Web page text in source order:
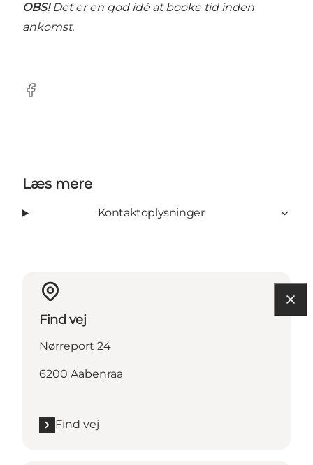
OBS!Det er en god idé at booke tid inden
ankomst.
Facebook
Læs mere
Kontaktoplysninger
Find vej
Nørreport 24
6200 Aabenraa
Find vej